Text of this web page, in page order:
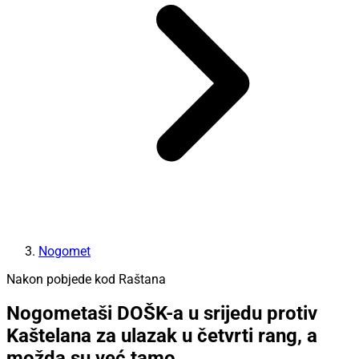
Nogomet
Nakon pobjede kod Raštana
Nogometaši DOŠK-a u srijedu protiv
Kaštelana za ulazak u četvrti rang, a